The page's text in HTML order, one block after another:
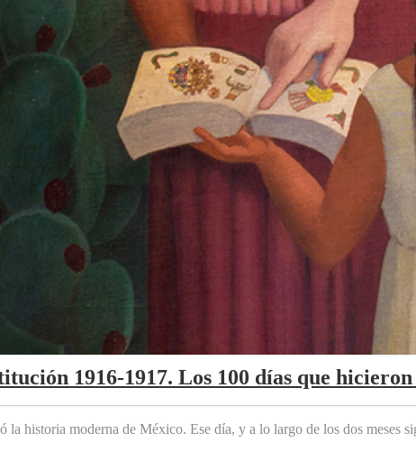
1916-1917. Los 100 días que
la historia moderna de México. Ese día, y a lo largo de los dos meses